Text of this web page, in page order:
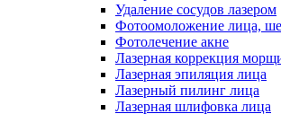
Удаление сосудов лазером
Фотоомоложение лица,
Фотолечение акне
Лазерная коррекция
Лазерная эпиляция лица
Лазерный пилинг лица
Лазерная шлифовка лица